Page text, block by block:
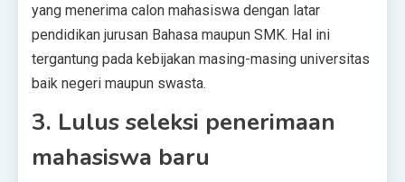
yang menerima calon mahasiswa dengan latar
pendidikan jurusan Bahasa maupun SMK. Hal ini
tergantung pada kebijakan masing-masing universitas
baik negeri maupun swasta.
3. Lulus seleksi penerimaan
mahasiswa baru